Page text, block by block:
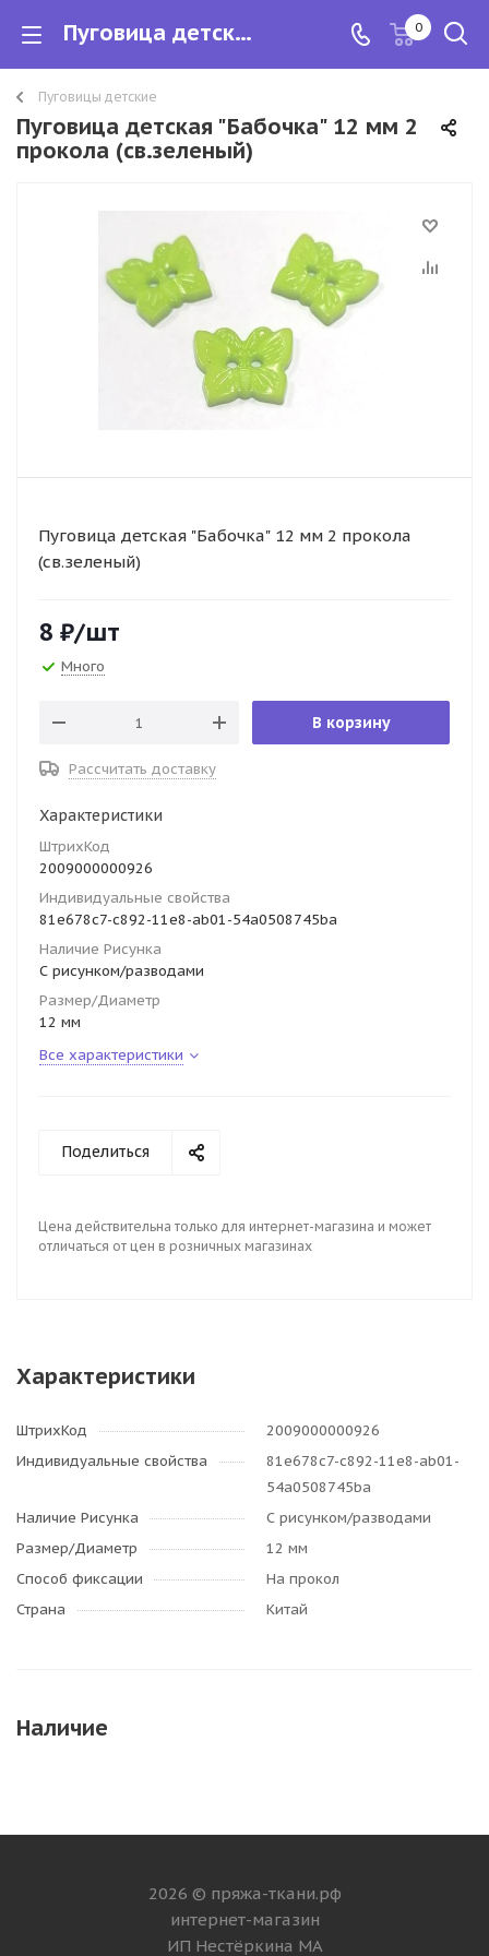
Пуговица детская "Бабочка" 12 мм 2 прокола (св.зеленый) 0
Пуговицы детские
Пуговица детская "Бабочка" 12 мм 2
прокола (св.зеленый)
Пуговица детская "Бабочка" 12 мм 2 прокола
(св.зеленый)
8 ₽/шт
Много
В корзину
Рассчитать доставку
Характеристики
ШтрихКод
2009000000926
Индивидуальные свойства
81e678c7-c892-11e8-ab01-54a0508745ba
Наличие Рисунка
С рисунком/разводами
Размер/Диаметр
12 мм
Все характеристики
Поделиться
Цена действительна только для интернет-магазина и может
отличаться от цен в розничных магазинах
Характеристики
ШтрихКод
2009000000926
Индивидуальные свойства
81e678c7-c892-11e8-ab01-
54a0508745ba
Наличие Рисунка
С рисунком/разводами
Размер/Диаметр
12 мм
Способ фиксации
На прокол
Страна
Китай
Наличие
2026 © пряжа-ткани.рф
интернет-магазин
ИП Нестёркина МА